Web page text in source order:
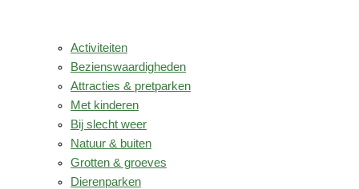
Activiteiten
Bezienswaardigheden
Attracties & pretparken
Met kinderen
Bij slecht weer
Natuur & buiten
Grotten & groeves
Dierenparken